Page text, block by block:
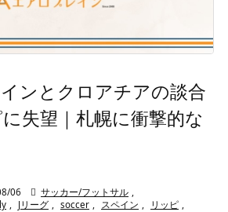
インとクロアチアの談合
失望｜札幌に衝撃的な
06  サッカー/フットサル ,
, Jリーグ , soccer , スペイン , リッピ ,